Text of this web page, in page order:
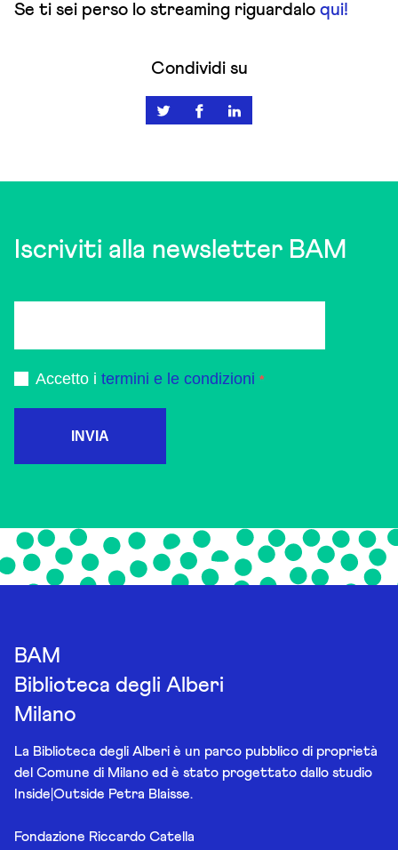
Se ti sei perso lo streaming riguardalo qui!
Condividi su
Iscriviti alla newsletter BAM
Accetto i termini e le condizioni
INVIA
BAM
Biblioteca degli Alberi
Milano
La Biblioteca degli Alberi è un parco pubblico di proprietà
del Comune di Milano ed è stato progettato dallo studio
Inside|Outside Petra Blaisse.
Fondazione Riccardo Catella